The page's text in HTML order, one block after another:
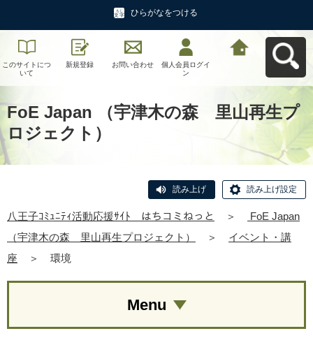
ひらがなをつける
このサイトにつ
いて
新規登録 お問い合わせ
個人会員ログイ
ン
FoE Japan （宇津木の森 里山再生プ
ロジェクト）
読み上げ 読み上げ設定
八王子ｺﾐｭﾆﾃｨ活動応援ｻｲﾄ はちコミねっと ＞
FoE Japan
（宇津木の森 里山再生プロジェクト）
＞
イベント・講
座
＞ 環境
Menu